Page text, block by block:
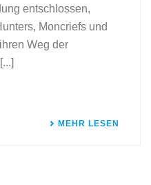
entschlossen,
Moncriefs und
Weg der
MEHR LESEN